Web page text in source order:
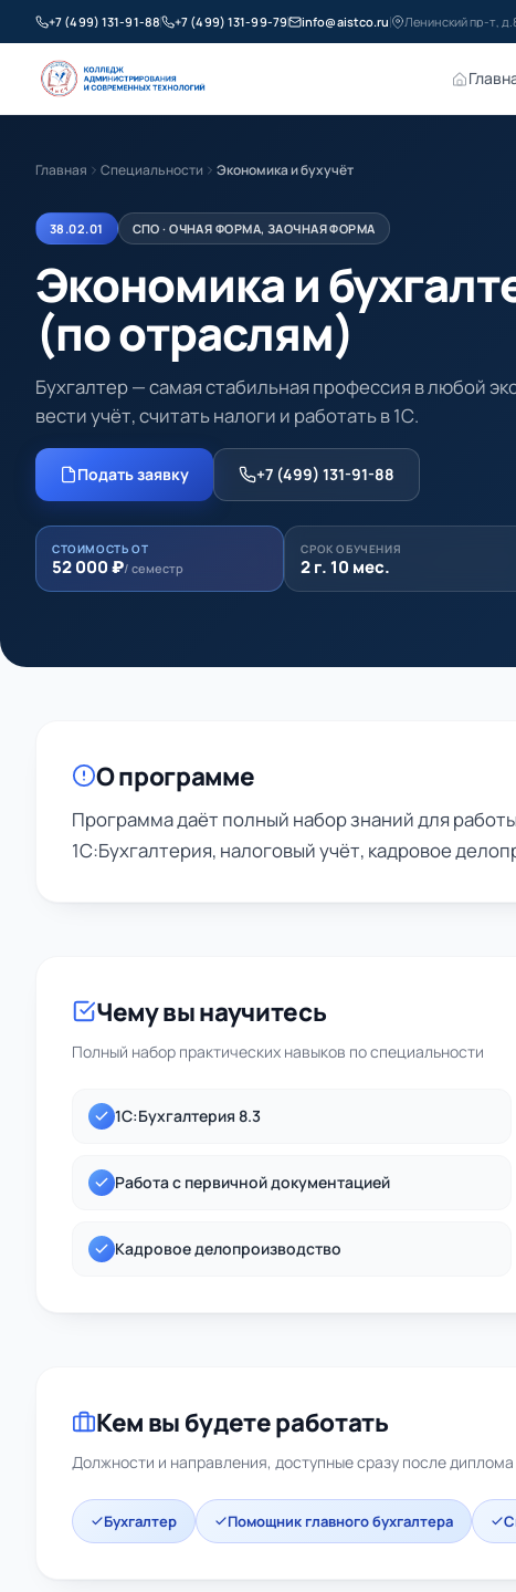
+7 (499) 131-91-88 +7 (499) 131-99-79 info@aistco.ru Ленинский пр-т,
Главная Специальности Экономика и бухучёт
38.02.01 СПО · ОЧНАЯ ФОРМА, ЗАОЧНАЯ ФОРМА
Экономика и
(по отраслям)
Бухгалтер — самая стабильная профессия в любой
вести учёт, считать налоги и работать в 1С.
Подать заявку +7 (499) 131-91-88
СТОИМОСТЬ ОТ
52 000 ₽/ семестр
СРОК ОБУЧЕНИЯ
2 г. 10 мес.
О программе
Программа даёт полный набор знаний для
1С:Бухгалтерия, налоговый учёт, кадровое
Чему вы научитесь
Полный набор практических навыков по специальности
1С:Бухгалтерия 8.3
Работа с первичной документацией
Кадровое делопроизводство
Кем вы будете работать
Должности и направления, доступные сразу после диплома
Бухгалтер Помощник главного бухгалтера